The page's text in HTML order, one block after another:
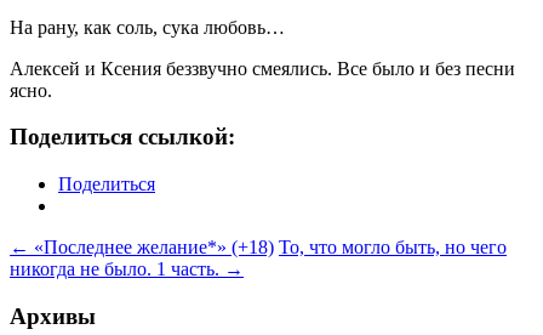
На рану, как соль, сука любовь…
Алексей и Ксения беззвучно смеялись. Все было и без песни
ясно.
Поделиться ссылкой:
Поделиться
Навигация
по
записям
← «Последнее желание*» (+18) То, что могло быть, но чего
никогда не было. 1 часть. →
Архивы